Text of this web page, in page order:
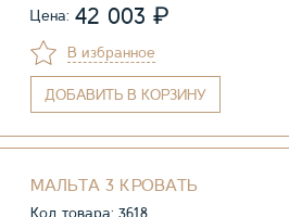
Цена: 42 003 ₽
В избранное
ДОБАВИТЬ В КОРЗИНУ
МАЛЬТА 3 КРОВАТЬ
Код товара: 3618